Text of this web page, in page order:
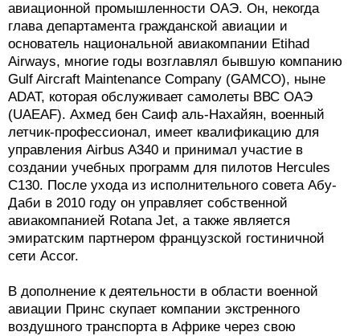
авиационной промышленности ОАЭ. Он, некогда
глава департамента гражданской авиации и
основатель национальной авиакомпании Etihad
Airways, многие годы возглавлял бывшую компанию
Gulf Aircraft Maintenance Company (GAMCO), ныне
ADAT, которая обслуживает самолеты ВВС ОАЭ
(UAEAF). Ахмед бен Саиф аль-Нахайян, военный
летчик-профессионал, имеет квалификацию для
управления Airbus A340 и принимал участие в
создании учебных программ для пилотов Hercules
C130. После ухода из исполнительного совета Абу-
Даби в 2010 году он управляет собственной
авиакомпанией Rotana Jet, а также является
эмиратским партнером французской гостиничной
сети Accor.
В дополнение к деятельности в области военной
авиации Принс скупает компании экстренного
воздушного транспорта в Африке через свою